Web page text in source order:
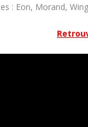
: Eon, Morand,